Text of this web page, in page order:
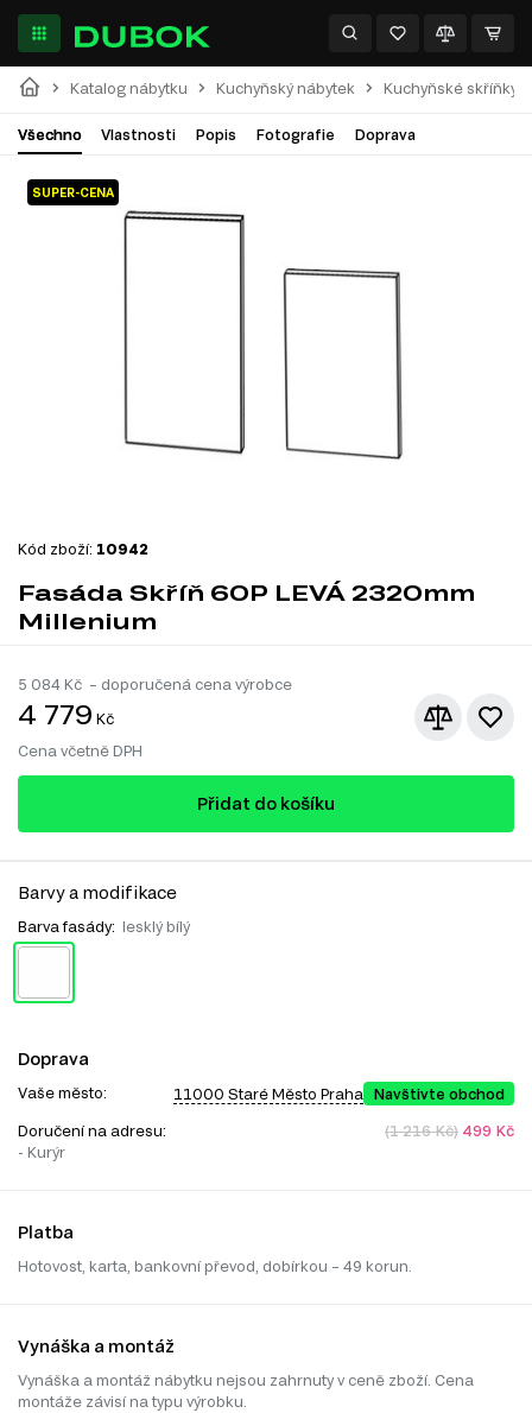
Katalog nábytku Kuchyňský nábytek Kuchyňské skříňky
Všechno Vlastnosti Popis Fotografie Doprava
SUPER-CENA
Kód zboží: 10942
Fasáda Skříň 60P LEVÁ 2320mm
Millenium
5 084 Kč – doporučená cena výrobce
4 779 Kč
Cena včetně DPH
Přidat do košíku
Barvy a modifikace
Barva fasády: lesklý bílý
Doprava
Vaše město: 11000 Staré Město Praha Navštivte obchod
Doručení na adresu:
- Kurýr
(1 216 Kč) 499 Kč
Platba
Hotovost, karta, bankovní převod, dobírkou – 49 korun.
Vynáška a montáž
Vynáška a montáž nábytku nejsou zahrnuty v ceně zboží. Cena
montáže závisí na typu výrobku.